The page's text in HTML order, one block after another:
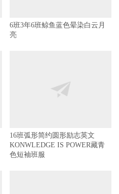
6班3年6班鲸鱼蓝色晕染白云月
亮
16班弧形简约圆形励志英文
KONWLEDGE IS POWER藏青
色短袖班服